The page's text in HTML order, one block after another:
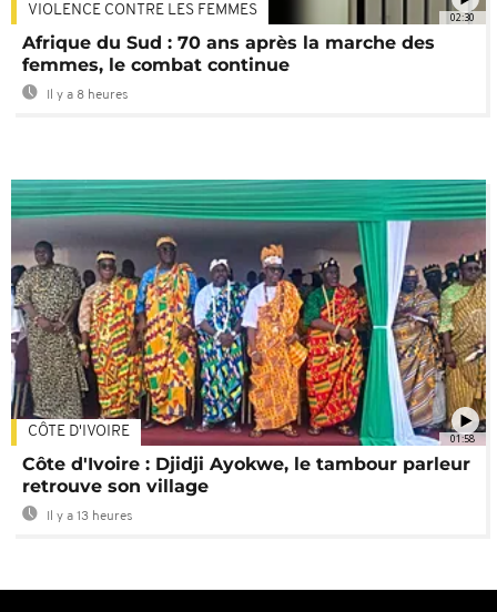
02:30
VIOLENCE CONTRE LES FEMMES
Afrique du Sud : 70 ans après la marche des
femmes, le combat continue
Il y a 8 heures
01:58
CÔTE D'IVOIRE
Côte d'Ivoire : Djidji Ayokwe, le tambour parleur
retrouve son village
Il y a 13 heures